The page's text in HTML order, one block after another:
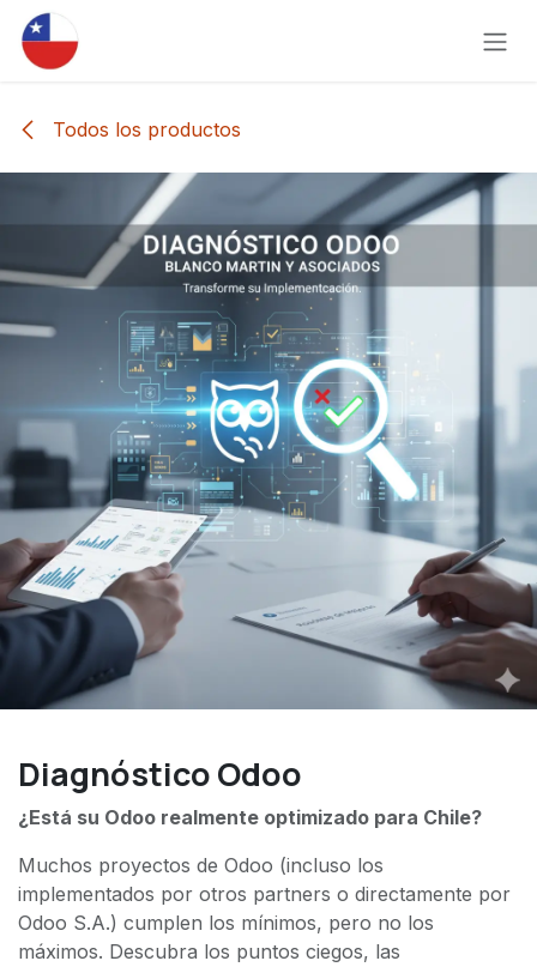
Ir al contenido
Todos los productos
Diagnóstico Odoo
¿Está su Odoo realmente optimizado para Chile?
Muchos proyectos de Odoo (incluso los
implementados por otros partners o directamente por
Odoo S.A.) cumplen los mínimos, pero no los
máximos. Descubra los puntos ciegos, las